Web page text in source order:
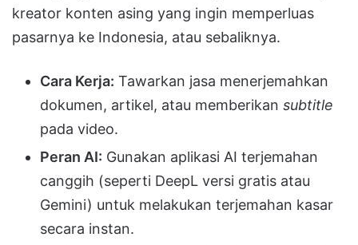
kreator konten asing yang ingin memperluas
pasarnya ke Indonesia, atau sebaliknya.
Cara Kerja: Tawarkan jasa menerjemahkan
dokumen, artikel, atau memberikan subtitle
pada video.
Peran AI: Gunakan aplikasi AI terjemahan
canggih (seperti DeepL versi gratis atau
Gemini) untuk melakukan terjemahan kasar
secara instan.